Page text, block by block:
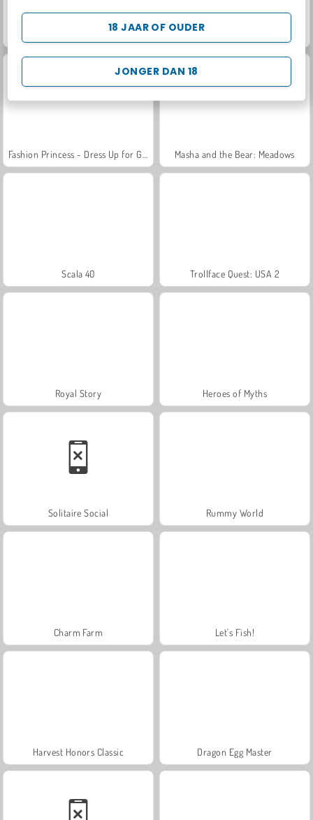
JONGER DAN 18
18 JAAR OF OUDER
Farm Merge Valley Grand Mahjong Connect
Masha and the Bear: Meadows
Scala 40 Trollface Quest: USA 2
Royal Story Heroes of Myths
Solitaire Social Rummy World
Charm Farm Let's Fish!
Harvest Honors Classic Dragon Egg Master